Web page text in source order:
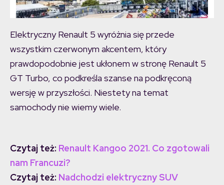
Elektryczny Renault 5 wyróżnia się przede
wszystkim czerwonym akcentem, który
prawdopodobnie jest ukłonem w stronę Renault 5
GT Turbo, co podkreśla szanse na podkręconą
wersję w przyszłości. Niestety na temat
samochody nie wiemy wiele.
Czytaj też: Renault Kangoo 2021. Co zgotowali
nam Francuzi?
Czytaj też: Nadchodzi elektryczny SUV